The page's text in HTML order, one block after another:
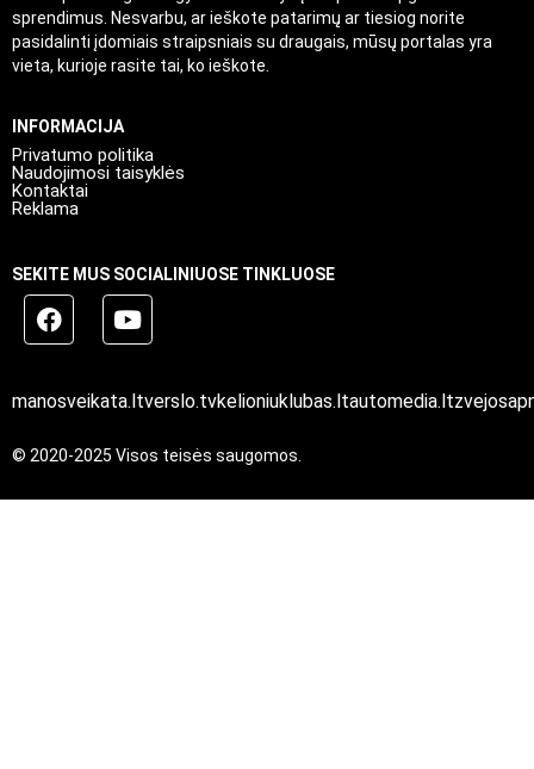
sprendimus. Nesvarbu, ar ieškote patarimų ar tiesiog norite
pasidalinti įdomiais straipsniais su draugais, mūsų portalas yra
vieta, kurioje rasite tai, ko ieškote.
INFORMACIJA
Privatumo politika
Naudojimosi taisyklės
Kontaktai
Reklama
SEKITE MUS SOCIALINIUOSE TINKLUOSE
manosveikata.ltverslo.tvkelioniuklubas.ltautomedia.lt
© 2020-2025 Visos teisės saugomos.